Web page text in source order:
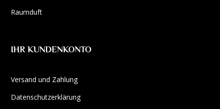
Raumduft
IHR KUNDENKONTO
Versand und Zahlung
Datenschutzerklärung